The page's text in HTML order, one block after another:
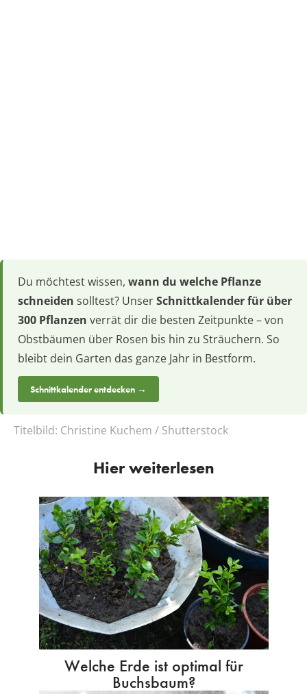
Du möchtest wissen, wann du welche Pflanze
schneiden solltest? UnserSchnittkalender für über
300 Pflanzen verrät dir die besten Zeitpunkte – von
Obstbäumen über Rosen bis hin zu Sträuchern. So
bleibt dein Garten das ganze Jahr in Bestform.
Schnittkalender entdecken →
Titelbild: Christine Kuchem / Shutterstock
Hier weiterlesen
Welche Erde ist optimal für
Buchsbaum?